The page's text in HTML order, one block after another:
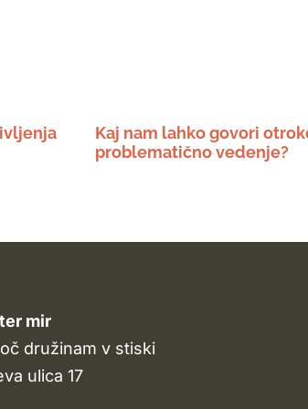
Kaj nam lahko govori
problematično vedenje?
mir
družinam v stiski
ulica 17